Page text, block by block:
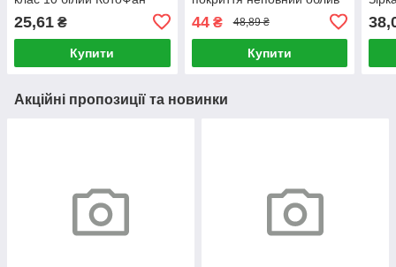
25,61 ₴
Купити
р.10(XL) синій/чорний ДКГ
44₴ 48,89 ₴
Купити
Акційні пропозиції та новинки